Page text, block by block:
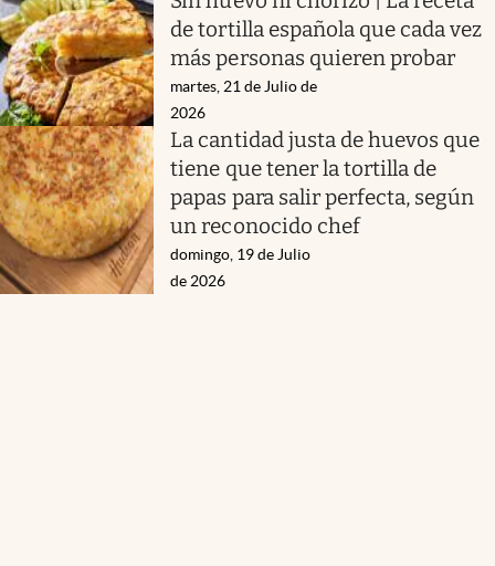
de tortilla española que cada vez
más personas quieren probar
martes, 21 de Julio de
2026
La cantidad justa de huevos que
tiene que tener la tortilla de
papas para salir perfecta, según
un reconocido chef
domingo, 19 de Julio
de 2026